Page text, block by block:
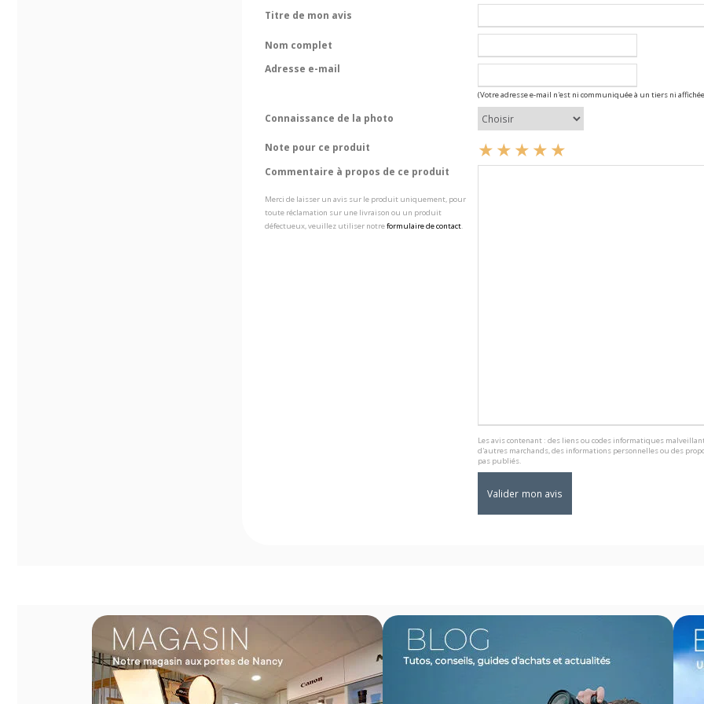
Titre de mon avis
Nom complet
Adresse e-mail
(Votre adresse e-mail n'est ni communiquée à un tiers ni
Connaissance de la photo
Note pour ce produit
Commentaire à propos de ce produit
Merci de laisser un avis sur le produit uniquement, pour
toute réclamation sur une livraison ou un produit
défectueux, veuillez utiliser notreformulaire de contact.
Les avis contenant : des liens ou codes informatiques
d'autres marchands, des informations personnelles ou des
pas publiés.